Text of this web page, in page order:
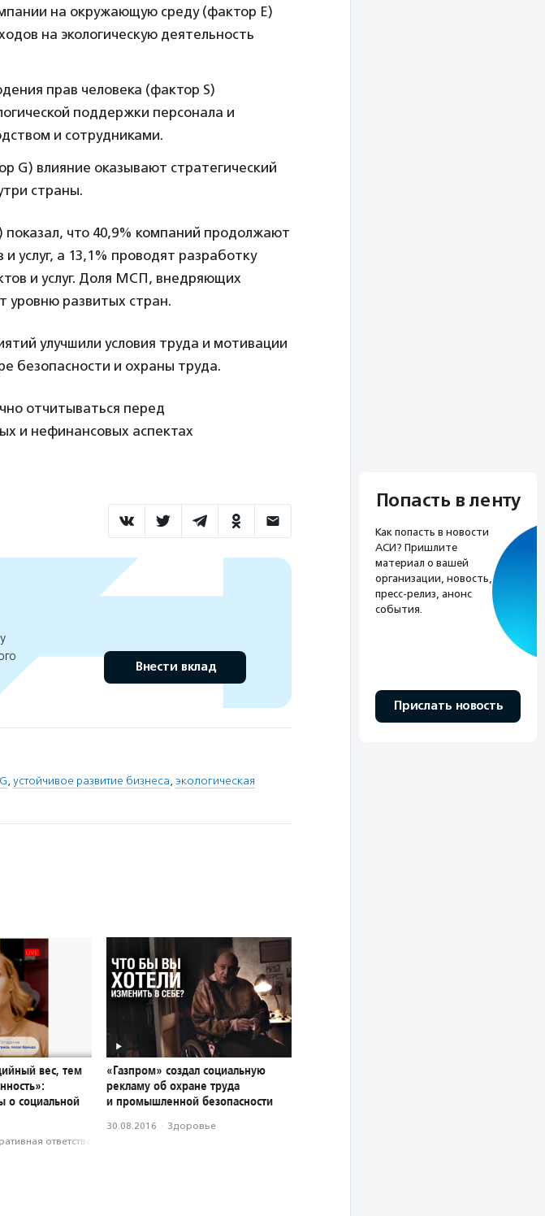
на окружающую среду (фактор Е)
на экологическую деятельность
прав человека (фактор S)
поддержки персонала и
и сотрудниками.
G) влияние оказывают стратегический
страны.
что 40,9% компаний продолжают
услуг, а 13,1% проводят разработку
и услуг. Доля МСП, внедряющих
уровню развитых стран.
улучшили условия труда и мотивации
безопасности и охраны труда.
отчитываться перед
и нефинансовых аспектах
Внести вклад
, устойчивое развитие бизнеса, экологическая
вес, тем
о социальной
ответственность
«Газпром» создал социальную
рекламу об охране труда
и промышленной безопасности
30.08.2016 · Здоровье
Попасть в ленту
Как попасть в новости
АСИ? Пришлите
материал о вашей
организации, новость,
пресс-релиз, анонс
события.
Прислать новость